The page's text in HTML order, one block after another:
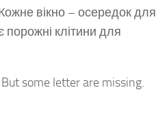
вікно – осередок для
порожні клітини для
some letter are missing.